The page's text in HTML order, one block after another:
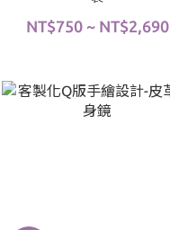
NT$750 ~ NT$2,690